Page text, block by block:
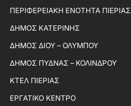
ΠΕΡΙΦΕΡΕΙΑΚΗ ΕΝΟΤΗΤΑ ΠΙΕΡΙΑΣ
ΔΗΜΟΣ ΚΑΤΕΡΙΝΗΣ
ΔΗΜΟΣ ΔΙΟΥ – ΟΛΥΜΠΟΥ
ΔΗΜΟΣ ΠΥΔΝΑΣ – ΚΟΛΙΝΔΡΟΥ
ΚΤΕΛ ΠΙΕΡΙΑΣ
ΕΡΓΑΤΙΚΟ ΚΕΝΤΡΟ